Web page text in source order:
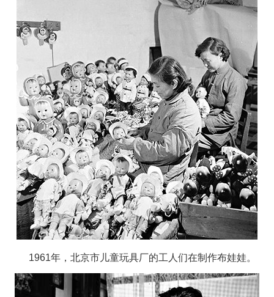
1961年，北京市儿童玩具厂的工人们在制作布娃娃。